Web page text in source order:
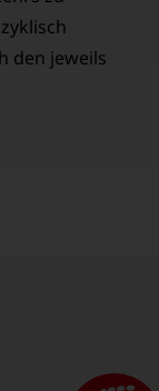
den jeweils